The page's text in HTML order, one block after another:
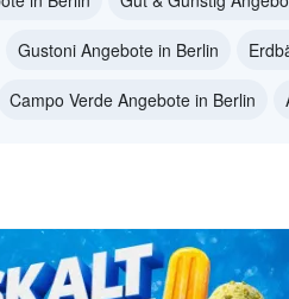
Gustoni Angebote in Berlin
Campo Verde Angebote in Berlin